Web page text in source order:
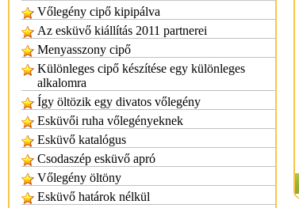
Vőlegény cipő kipipálva
Az esküvő kiállítás 2011 partnerei
Menyasszony cipő
Különleges cipő készítése egy különleges
alkalomra
Így öltözik egy divatos vőlegény
Esküvői ruha vőlegényeknek
Esküvő katalógus
Csodaszép esküvő apró
Vőlegény öltöny
Esküvő határok nélkül